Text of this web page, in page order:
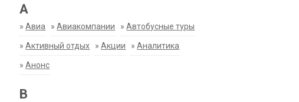
А
»Авиа »Авиакомпании »Автобусные туры
»Активный отдых »Акции »Аналитика
»Анонс
В